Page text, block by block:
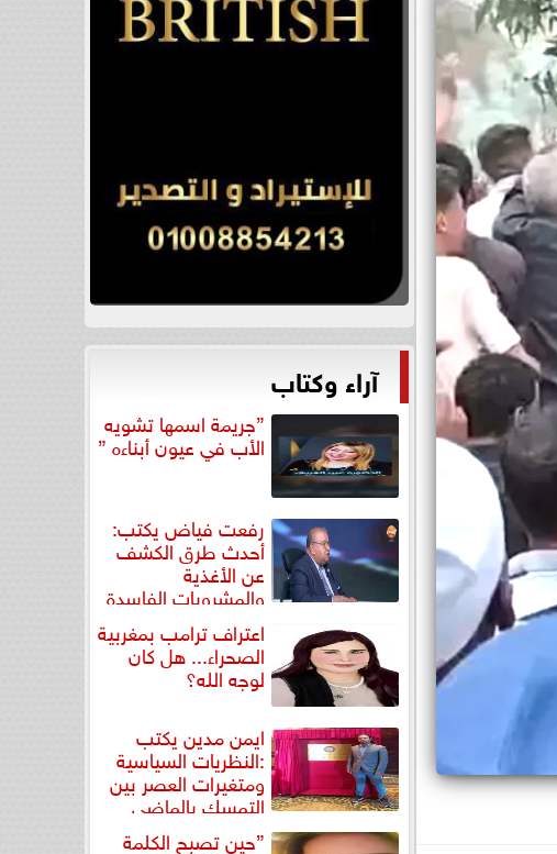
آراء وكتاب
”جريمة اسمها تشويه
الأب في عيون أبناءه ”
رفعت فياض يكتب:
أحدث طرق الكشف
عن الأغذية
والمشروبات الفاسدة
اعتراف ترامب بمغربية
الصحراء... هل كان
لوجه الله؟
ايمن مدين يكتب
:النظريات السياسية
ومتغيرات العصر بين
التمسك بالماضي
ومواجهة تحديات...”حين تصبح الكلمة